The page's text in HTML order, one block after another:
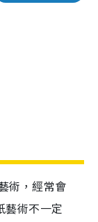
術，經常會
藝術不一定